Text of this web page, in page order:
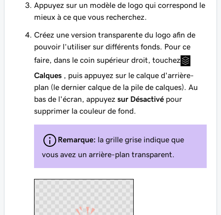
Appuyez sur un modèle de logo qui correspond le
mieux à ce que vous recherchez.
Créez une version transparente du logo afin de
pouvoir l’utiliser sur différents fonds. Pour ce
faire, dans le coin supérieur droit, touchez
Calques , puis appuyez sur le calque d'arrière-
plan (le dernier calque de la pile de calques). Au
bas de l'écran, appuyez sur Désactivé pour
supprimer la couleur de fond.
Remarque: la grille grise indique que
vous avez un arrière-plan transparent.